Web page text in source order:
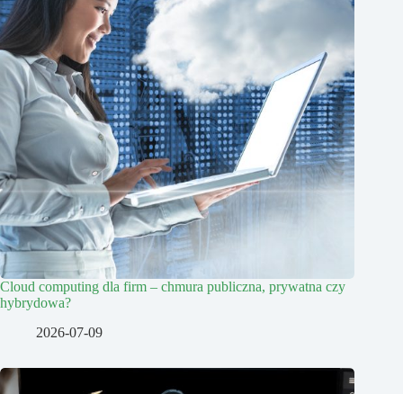
Cloud computing dla firm – chmura publiczna, prywatna czy
hybrydowa?
2026-07-09